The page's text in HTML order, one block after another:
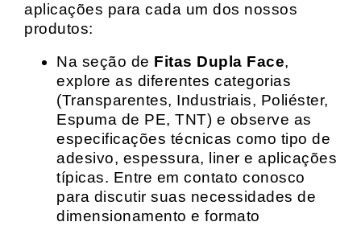
aplicações para cada um dos nossos
produtos:
Na seção de Fitas Dupla Face,
explore as diferentes categorias
(Transparentes, Industriais, Poliéster,
Espuma de PE, TNT) e observe as
especificações técnicas como tipo de
adesivo, espessura, liner e aplicações
típicas. Entre em contato conosco
para discutir suas necessidades de
dimensionamento e formato